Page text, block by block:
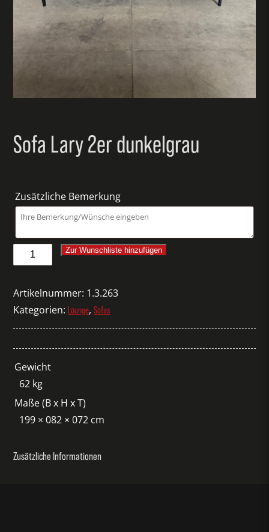
Sofa Lary 2er dunkelgrau
Zusätzliche Bemerkung
Sofa
Lary
Menge
Zur Wunschliste hinzufügen
Artikelnummer: 1.3.263
Kategorien:Lounge,Sofas
Gewicht
62 kg
Maße (B x H x T)
199 × 082 × 072 cm
Zusätzliche Informationen